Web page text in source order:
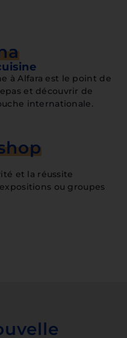
à Alfara est le point de
et découvrir de
internationale.
et la réussite
ou groupes